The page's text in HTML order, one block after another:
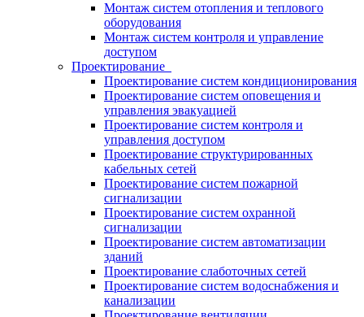
Монтаж систем отопления и теплового
оборудования
Монтаж систем контроля и управление
доступом
Проектирование
Проектирование систем кондиционирования
Проектирование систем оповещения и
управления эвакуацией
Проектирование систем контроля и
управления доступом
Проектирование структурированных
кабельных сетей
Проектирование систем пожарной
сигнализации
Проектирование систем охранной
сигнализации
Проектирование систем автоматизации
зданий
Проектирование слаботочных сетей
Проектирование систем водоснабжения и
канализации